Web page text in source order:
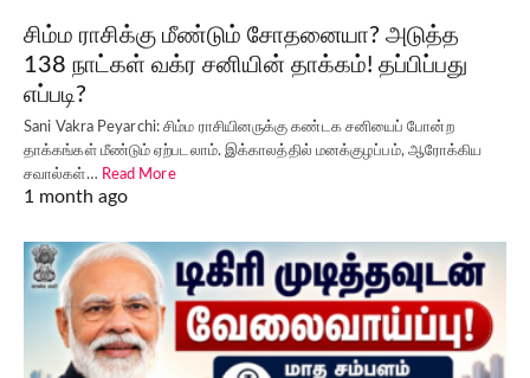
சிம்ம ராசிக்கு மீண்டும் சோதனையா? அடுத்த
138 நாட்கள் வக்ர சனியின் தாக்கம்! தப்பிப்பது
எப்படி?
Sani Vakra Peyarchi: சிம்ம ராசியினருக்கு கண்டக சனியைப் போன்ற
தாக்கங்கள் மீண்டும் ஏற்படலாம். இக்காலத்தில் மனக்குழப்பம், ஆரோக்கிய
சவால்கள்… Read More
1 month ago